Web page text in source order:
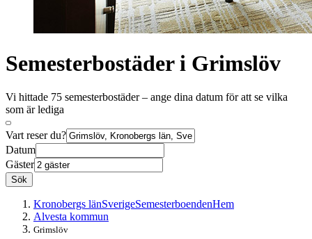
Semesterbostäder i Grimslöv
Vi hittade 75 semesterbostäder – ange dina datum för att se vilka
som är lediga
Vart reser du?
Datum
Gäster
Sök
Kronobergs länSverigeSemesterboendenHem
Alvesta kommun
Grimslöv